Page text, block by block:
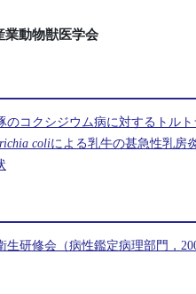
業動物獣医学会
のコクシジウム病に対するトル
coliによる乳牛の甚急性乳房
生研修会（病性鑑定病理部門，